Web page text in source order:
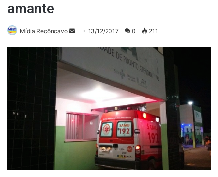
amante
Mídia Recôncavo
Mande
mail
13/12/2017 0 211